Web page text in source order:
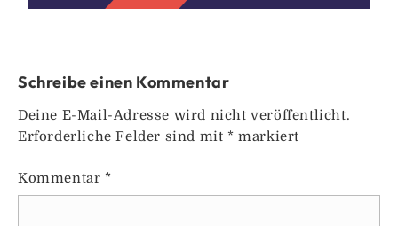
Schreibe einen Kommentar
Deine E-Mail-Adresse wird nicht veröffentlicht.
Erforderliche Felder sind mit* markiert
Kommentar *